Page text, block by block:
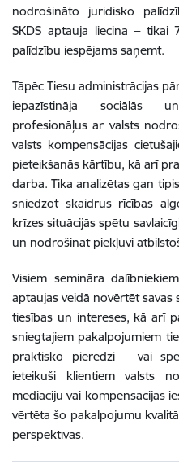
nodrošināto juridisko
SKDS aptauja liecina –
palīdzību iespējams saņemt.
Tāpēc Tiesu administrācijas
iepazīstināja sociālās
profesionāļus ar valsts
valsts kompensācijas
pieteikšanās kārtību, kā arī
darba. Tika analizētas gan
sniedzot skaidrus rīcības
krīzes situācijās spētu
un nodrošināt piekļuvi
Visiem semināra
aptaujas veidā novērtēt savas
tiesības un intereses, kā arī
sniegtajiem pakalpojumiem
praktisko pieredzi – vai
ieteikuši klientiem valsts
mediāciju vai kompensācijas
vērtēta šo pakalpojumu
perspektīvas.